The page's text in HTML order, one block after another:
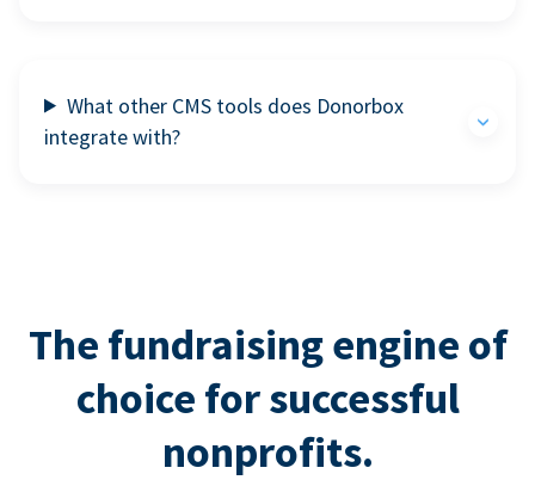
What other CMS tools does Donorbox
integrate with?
The fundraising engine of
choice for successful
nonprofits.